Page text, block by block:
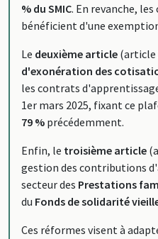
% du SMIC. En revanche,
bénéficient d'une
Le deuxième article (article
d'exonération des
les contrats
1er mars 2025, fixant ce
79 % précédemment.
Enfin, le troisième article
gestion des contributions
secteur des Prestations
du Fonds de solidarité
Ces réformes visent à